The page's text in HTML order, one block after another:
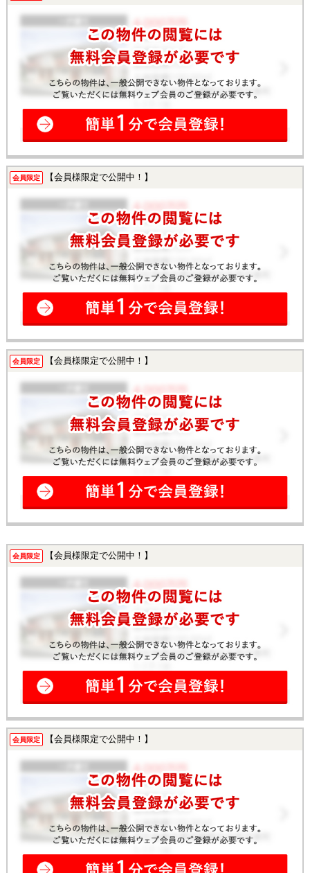
会員限定 【会員様限定で公開中！】
会員限定 【会員様限定で公開中！】
会員限定 【会員様限定で公開中！】
会員限定 【会員様限定で公開中！】